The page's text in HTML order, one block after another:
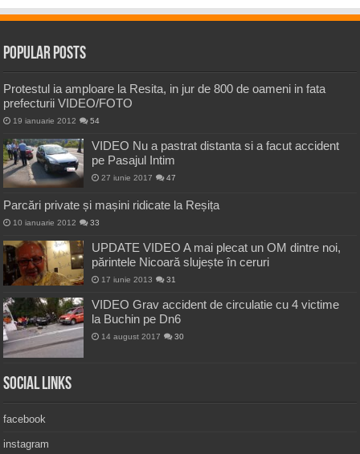
Popular Posts
Protestul ia amploare la Resita, in jur de 800 de oameni in fata
prefecturii VIDEO/FOTO
19 ianuarie 2012 54
VIDEO Nu a pastrat distanta si a facut accident
pe Pasajul Intim
27 iunie 2017 47
Parcări private și mașini ridicate la Reșița
10 ianuarie 2012 33
UPDATE VIDEO A mai plecat un OM dintre noi,
părintele Nicoară slujește în ceruri
17 iunie 2013 31
VIDEO Grav accident de circulatie cu 4 victime
la Buchin pe Dn6
14 august 2017 30
Social Links
facebook
instagram